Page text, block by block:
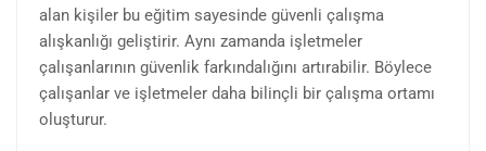
alan kişiler bu eğitim sayesinde güvenli çalışma
alışkanlığı geliştirir. Aynı zamanda işletmeler
çalışanlarının güvenlik farkındalığını artırabilir. Böylece
çalışanlar ve işletmeler daha bilinçli bir çalışma ortamı
oluşturur.